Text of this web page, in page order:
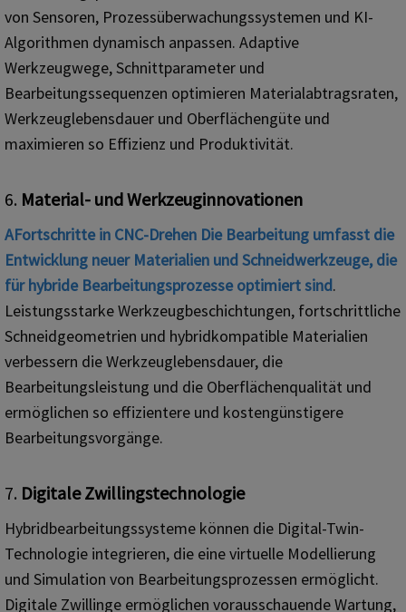
von Sensoren, Prozessüberwachungssystemen und KI-
Algorithmen dynamisch anpassen. Adaptive
Werkzeugwege, Schnittparameter und
Bearbeitungssequenzen optimieren Materialabtragsraten,
Werkzeuglebensdauer und Oberflächengüte und
maximieren so Effizienz und Produktivität.
6. Material- und Werkzeuginnovationen
AFortschritte in CNC-Drehen Die Bearbeitung umfasst die
Entwicklung neuer Materialien und Schneidwerkzeuge, die
für hybride Bearbeitungsprozesse optimiert sind.
Leistungsstarke Werkzeugbeschichtungen, fortschrittliche
Schneidgeometrien und hybridkompatible Materialien
verbessern die Werkzeuglebensdauer, die
Bearbeitungsleistung und die Oberflächenqualität und
ermöglichen so effizientere und kostengünstigere
Bearbeitungsvorgänge.
7. Digitale Zwillingstechnologie
Hybridbearbeitungssysteme können die Digital-Twin-
Technologie integrieren, die eine virtuelle Modellierung
und Simulation von Bearbeitungsprozessen ermöglicht.
Digitale Zwillinge ermöglichen vorausschauende Wartung,